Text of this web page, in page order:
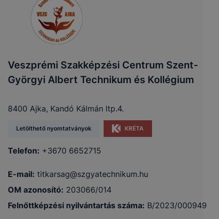
Veszprémi Szakképzési Centrum Szent-
Györgyi Albert Technikum és Kollégium
8400 Ajka, Kandó Kálmán ltp.4.
Letölthető nyomtatványok KRÉTA
Telefon: +3670 6652715
E-mail: titkarsag@szgyatechnikum.hu
OM azonosító: 203066/014
Felnőttképzési nyilvántartás száma: B/2023/000949